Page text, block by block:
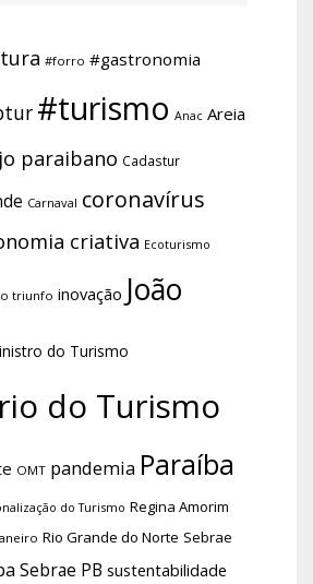
#forro #gastronomia
#turismo Anac Areia
paraibano Cadastur
Carnaval coronavírus
criativa Ecoturismo
triunfo inovação João
do Turismo
do Turismo
OMT pandemia Paraíba
do Turismo Regina Amorim
Rio Grande do Norte Sebrae
Sebrae PB sustentabilidade